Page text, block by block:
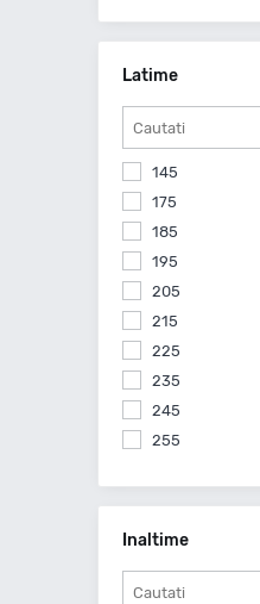
Latime
145
175
185
195
205
215
225
235
245
255
285
315
Inaltime